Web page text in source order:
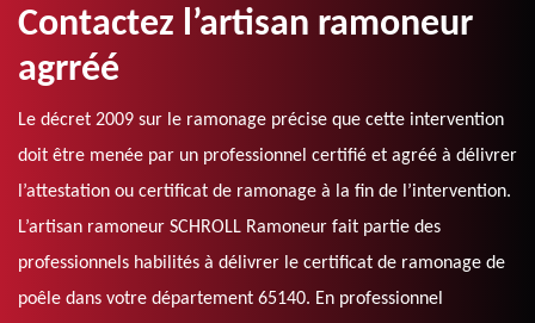
Contactez l’artisan ramoneur
agrréé
Le décret 2009 sur le ramonage précise que cette intervention
doit être menée par un professionnel certifié et agréé à délivrer
l’attestation ou certificat de ramonage à la fin de l’intervention.
L’artisan ramoneur SCHROLL Ramoneur fait partie des
professionnels habilités à délivrer le certificat de ramonage de
poêle dans votre département 65140. En professionnel